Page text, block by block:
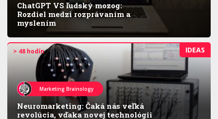
ChatGPT VS ľudský mozog:
Rozdiel medzi rozprávaním a
myslením
IDEAS
> 48 hodín
Marketing Brainology
Neuromarketing: Čaká nás veľká
revolúcia, vďaka novej technológii